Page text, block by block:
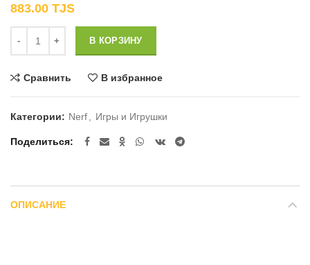
883.00 TJS
В КОРЗИНУ
Сравнить В избранное
Категории: Nerf Игры и Игрушки
Поделиться
ОПИСАНИЕ